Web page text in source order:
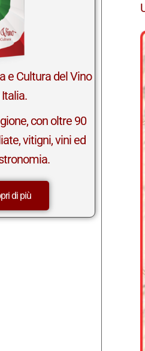
e Cultura del Vino
con oltre 90
vitigni, vini ed
di più